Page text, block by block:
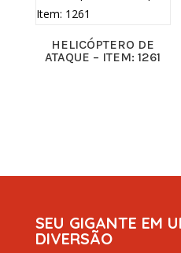
HELICÓPTERO DE
ATAQUE – ITEM: 1261
SEU GIGANTE EM
DIVERSÃO